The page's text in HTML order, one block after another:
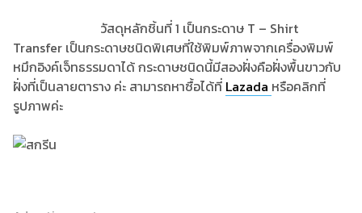
วัสดุหลักชิ้นที่ 1 เป็นกระดาษ T – Shirt
Transfer เป็นกระดาษชนิดพิเศษที่ใช้พิมพ์ภาพจากเครื่องพิมพ์
หมึกอิงค์เจ็ทธรรมดาได้ กระดาษชนิดนี้มีสองฝั่งคือฝั่งพื้นขาวกับ
ฝั่งที่เป็นลายตาราง ค่ะ สามารถหาซื้อได้ที่ Lazada หรือคลิกที่
รูปภาพค่ะ